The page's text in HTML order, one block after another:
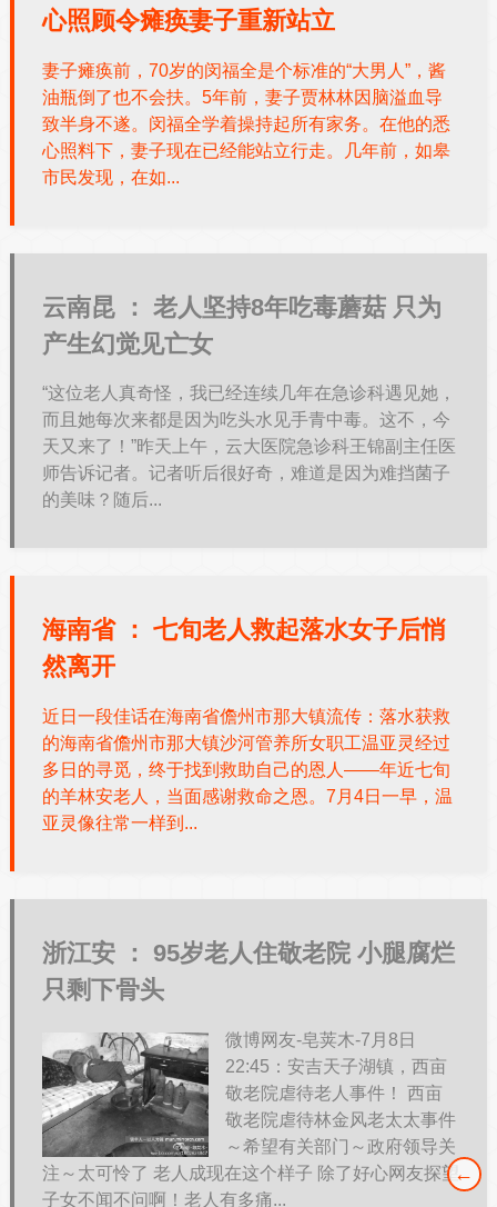
心照顾令瘫痪妻子重新站立
妻子瘫痪前，70岁的闵福全是个标准的“大男人”，酱
油瓶倒了也不会扶。5年前，妻子贾林林因脑溢血导
致半身不遂。闵福全学着操持起所有家务。在他的悉
心照料下，妻子现在已经能站立行走。几年前，如皋
市民发现，在如...
云南昆 ： 老人坚持8年吃毒蘑菇 只为
产生幻觉见亡女
“这位老人真奇怪，我已经连续几年在急诊科遇见她，
而且她每次来都是因为吃头水见手青中毒。这不，今
天又来了！”昨天上午，云大医院急诊科王锦副主任医
师告诉记者。记者听后很好奇，难道是因为难挡菌子
的美味？随后...
海南省 ： 七旬老人救起落水女子后悄
然离开
近日一段佳话在海南省儋州市那大镇流传：落水获救
的海南省儋州市那大镇沙河管养所女职工温亚灵经过
多日的寻觅，终于找到救助自己的恩人——年近七旬
的羊林安老人，当面感谢救命之恩。7月4日一早，温
亚灵像往常一样到...
浙江安 ：
95岁老人住敬老院 小腿腐烂
只剩下骨头
微博网友-皂荚木-7月8日
22:45：安吉天子湖镇，西亩
敬老院虐待老人事件！ 西亩
敬老院虐待林金风老太太事件
～希望有关部门～政府领导关
注～太可怜了 老人成现在这个样子 除了好心网友探望
子女不闻不问啊！老人有多痛...
←